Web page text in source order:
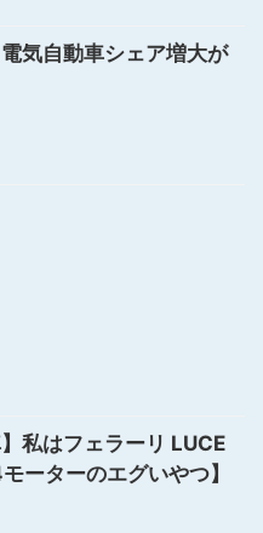
気自動車シェア増大が
】私はフェラーリ LUCE
ターのエグいやつ】